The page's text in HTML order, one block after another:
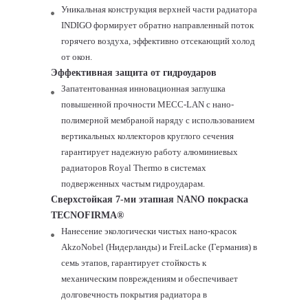
Уникальная конструкция верхней части радиатора
INDIGO формирует обратно направленный поток
горячего воздуха, эффективно отсекающий холод
от окон.
Эффективная защита от гидроударов
Запатентованная инновационная заглушка
повышенной прочности MECC-LAN с нано-
полимерной мембраной наряду с использованием
вертикальных коллекторов круглого сечения
гарантирует надежную работу алюминиевых
радиаторов Royal Thermo в системах
подверженных частым гидроударам.
Сверхстойкая 7-ми этапная NANO покраска
TECNOFIRMA®
Нанесение экологически чистых нано-красок
AkzoNobel (Нидерланды) и FreiLacke (Германия) в
семь этапов, гарантирует стойкость к
механическим повреждениям и обеспечивает
долговечность покрытия радиатора в